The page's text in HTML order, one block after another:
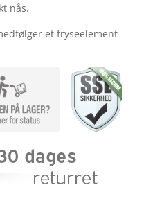
nås.
et fryseelement